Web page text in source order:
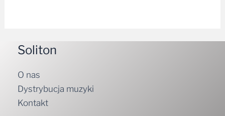
Soliton
O nas
Dystrybucja muzyki
Kontakt